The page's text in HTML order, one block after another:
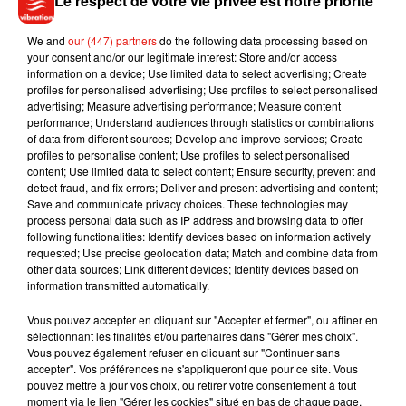
"Quelle douce surprise ! @arianagrande dans notre bar et
notre restaurant. La voici avec notre personnel hier soir après
qu'elle leur a demandé d'utiliser un "filtre mignon" pour la
We and our (447) partnersdo the following data processing based on
your consent and/or our legitimate interest: Store and/or access
information on a device; Use limited data to select advertising; Create
profiles for personalised advertising; Use profiles to select personalised
advertising; Measure advertising performance; Measure content
performance; Understand audiences through statistics or combinations
of data from different sources; Develop and improve services; Create
profiles to personalise content; Use profiles to select personalised
content; Use limited data to select content; Ensure security, prevent and
detect fraud, and fix errors; Deliver and present advertising and content;
Save and communicate privacy choices. These technologies may
process personal data such as IP address and browsing data to offer
following functionalities: Identify devices based on information actively
requested; Use precise geolocation data; Match and combine data from
other data sources; Link different devices; Identify devices based on
information transmitted automatically.
Vous pouvez accepter en cliquant sur "Accepter et fermer", ou affiner en
sélectionnant les finalités et/ou partenaires dans "Gérer mes choix".
Vous pouvez également refuser en cliquant sur "Continuer sans
accepter". Vos préférences ne s'appliqueront que pour ce site. Vous
pouvez mettre à jour vos choix, ou retirer votre consentement à tout
moment via le lien "Gérer les cookies" situé en bas de chaque page.